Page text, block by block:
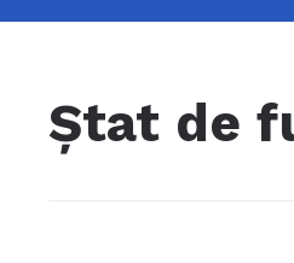
Ștat de